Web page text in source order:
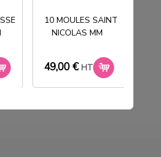
10 MOULES SAINT
NICOLAS MM
49,00 € HT
CRISTAL Ø100H120MM
€